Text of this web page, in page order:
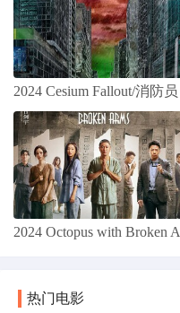
2024 Cesium Fallout/消防员
热门电影